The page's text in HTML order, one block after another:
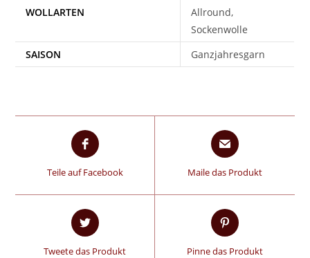
WOLLARTEN
Allround,
Sockenwolle
SAISON
Ganzjahresgarn
Teile auf Facebook Maile das Produkt
Tweete das Produkt Pinne das Produkt